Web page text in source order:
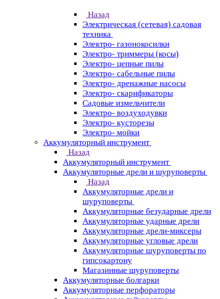
Назад
Электрическая (сетевая) садовая
техника
Электро- газонокосилки
Электро- триммеры (косы)
Электро- цепные пилы
Электро- сабельные пилы
Электро- дренажные насосы
Электро- скарификаторы
Садовые измельчители
Электро- воздуходувки
Электро- кусторезы
Электро- мойки
Аккумуляторный инструмент
Назад
Аккумуляторный инструмент
Аккумуляторные дрели и шуруповерты
Назад
Аккумуляторные дрели и
шуруповерты
Аккумуляторные безударные дрели
Аккумуляторные ударные дрели
Аккумуляторные дрели-миксеры
Аккумуляторные угловые дрели
Аккумуляторные шуруповерты по
гипсокартону
Магазинные шуруповерты
Аккумуляторные болгарки
Аккумуляторные перфораторы